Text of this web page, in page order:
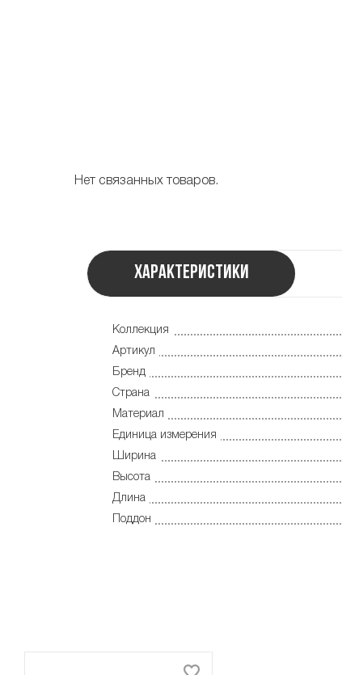
Нет связанных товаров.
Характеристики
Коллекция
Артикул
Бренд
Страна
Материал
Единица измерения
Ширина
Высота
Длина
Поддон